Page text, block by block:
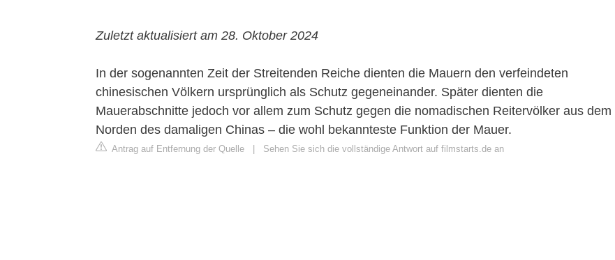
Zuletzt aktualisiert am 28. Oktober 2024
In der sogenannten Zeit der Streitenden Reiche dienten die Mauern den verfeindeten
chinesischen Völkern ursprünglich als Schutz gegeneinander. Später dienten die
Mauerabschnitte jedoch vor allem zum Schutz gegen die nomadischen Reitervölker aus dem
Norden des damaligen Chinas – die wohl bekannteste Funktion der Mauer.
Antrag auf Entfernung der Quelle Sehen Sie sich die vollständige Antwort auf filmstarts.de an